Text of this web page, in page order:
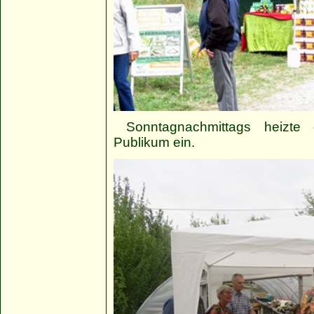
Sonntagnachmittags
Publikum ein.